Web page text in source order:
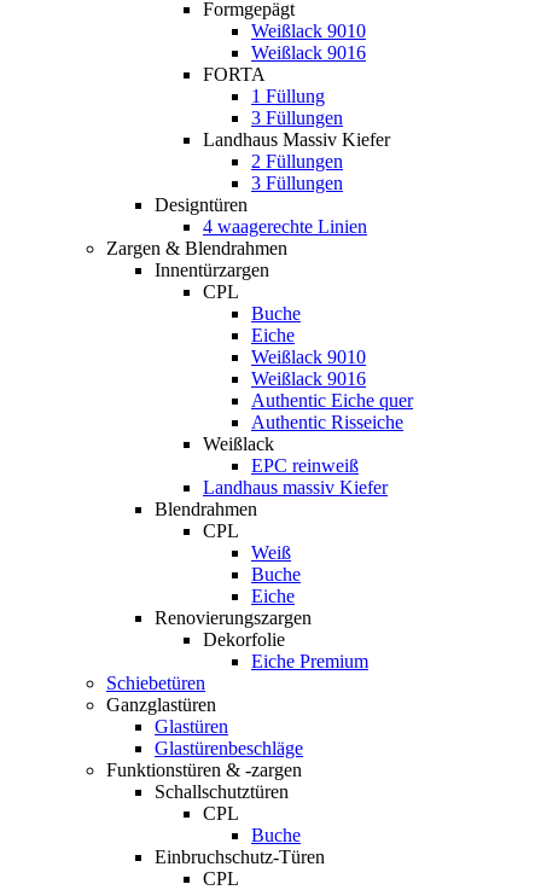
Formgepägt
Weißlack 9010
Weißlack 9016
FORTA
1 Füllung
3 Füllungen
Landhaus Massiv Kiefer
2 Füllungen
3 Füllungen
Designtüren
4 waagerechte Linien
Zargen & Blendrahmen
Innentürzargen
CPL
Buche
Eiche
Weißlack 9010
Weißlack 9016
Authentic Eiche quer
Authentic Risseiche
Weißlack
EPC reinweiß
Landhaus massiv Kiefer
Blendrahmen
CPL
Weiß
Buche
Eiche
Renovierungszargen
Dekorfolie
Eiche Premium
Schiebetüren
Ganzglastüren
Glastüren
Glastürenbeschläge
Funktionstüren & -zargen
Schallschutztüren
CPL
Buche
Einbruchschutz-Türen
CPL